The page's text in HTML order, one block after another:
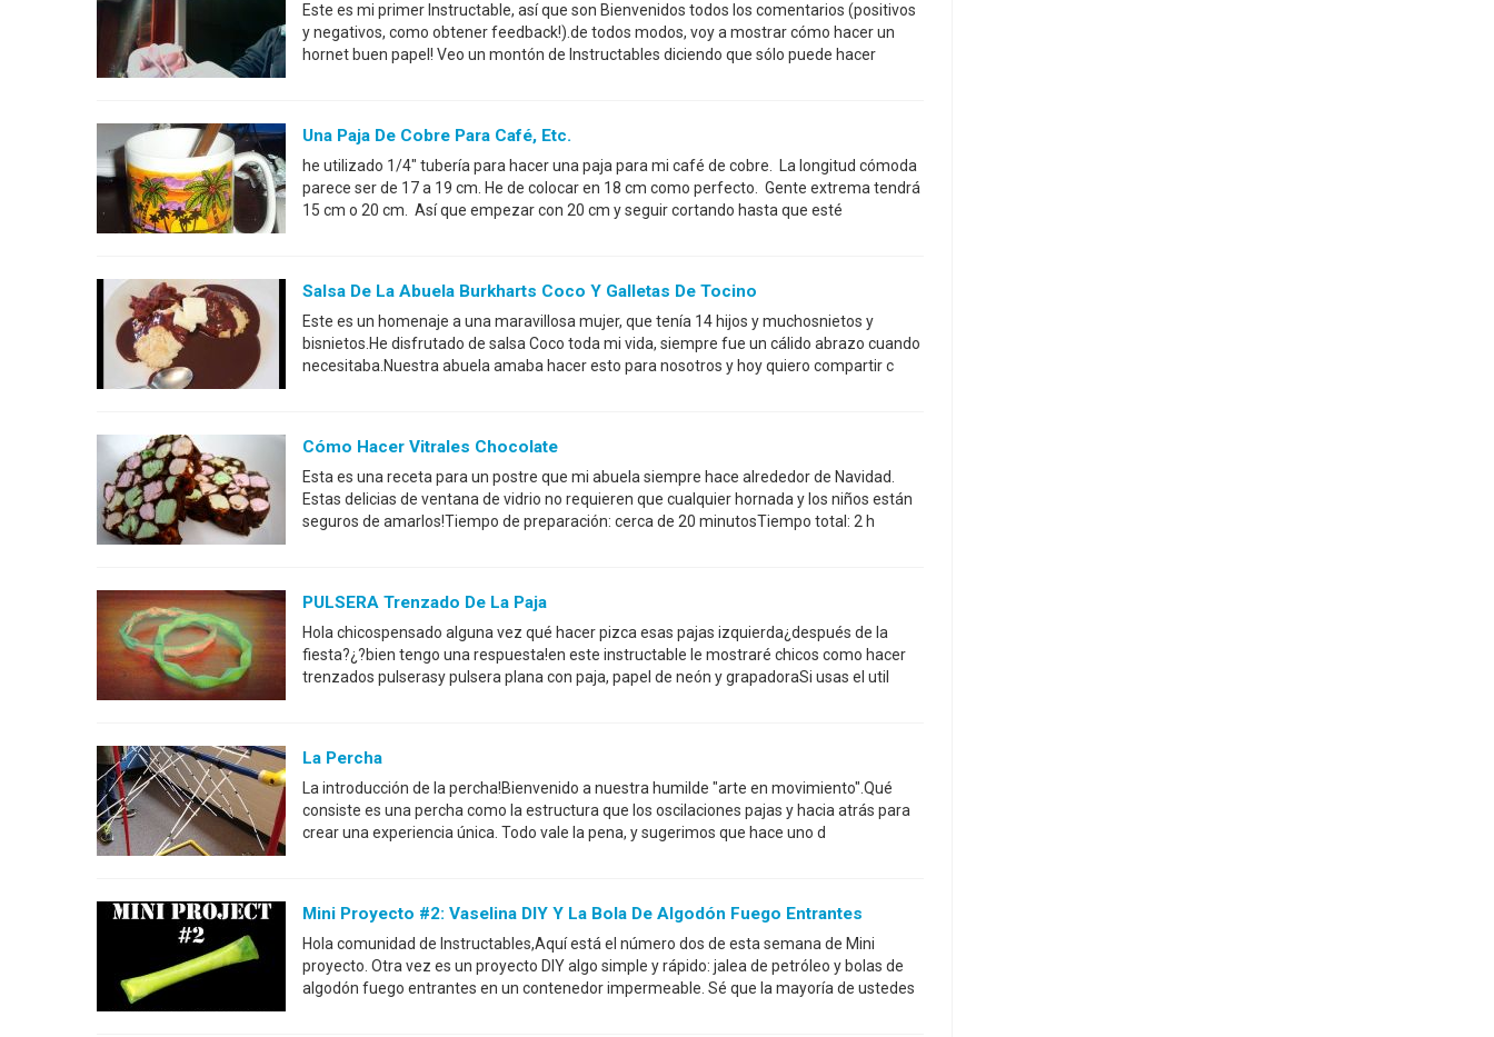
Este es mi primer Instructable, así que son Bienvenidos todos los comentarios (positivos
y negativos, como obtener feedback!).de todos modos, voy a mostrar cómo hacer un
hornet buen papel! Veo un montón de Instructables diciendo que sólo puede hacer
Una Paja De Cobre Para Café, Etc.
he utilizado 1/4" tubería para hacer una paja para mi café de cobre. La longitud cómoda
parece ser de 17 a 19 cm. He de colocar en 18 cm como perfecto. Gente extrema tendrá
15 cm o 20 cm. Así que empezar con 20 cm y seguir cortando hasta que esté
Salsa De La Abuela Burkharts Coco Y Galletas De Tocino
Este es un homenaje a una maravillosa mujer, que tenía 14 hijos y muchosnietos y
bisnietos.He disfrutado de salsa Coco toda mi vida, siempre fue un cálido abrazo cuando
necesitaba.Nuestra abuela amaba hacer esto para nosotros y hoy quiero compartir c
Cómo Hacer Vitrales Chocolate
Esta es una receta para un postre que mi abuela siempre hace alrededor de Navidad.
Estas delicias de ventana de vidrio no requieren que cualquier hornada y los niños están
seguros de amarlos!Tiempo de preparación: cerca de 20 minutosTiempo total: 2 h
PULSERA Trenzado De La Paja
Hola chicospensado alguna vez qué hacer pizca esas pajas izquierda¿después de la
fiesta?¿?bien tengo una respuesta!en este instructable le mostraré chicos como hacer
trenzados pulserasy pulsera plana con paja, papel de neón y grapadoraSi usas el util
La Percha
La introducción de la percha!Bienvenido a nuestra humilde "arte en movimiento".Qué
consiste es una percha como la estructura que los oscilaciones pajas y hacia atrás para
crear una experiencia única. Todo vale la pena, y sugerimos que hace uno d
Mini Proyecto #2: Vaselina DIY Y La Bola De Algodón Fuego Entrantes
Hola comunidad de Instructables,Aquí está el número dos de esta semana de Mini
proyecto. Otra vez es un proyecto DIY algo simple y rápido: jalea de petróleo y bolas de
algodón fuego entrantes en un contenedor impermeable. Sé que la mayoría de ustedes